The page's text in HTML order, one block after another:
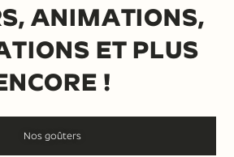
des fêtes,nous
votre événement en
moment de magie
service clé en main
un CE, un CSE, une
ANIMATIONS,
ET PLUS
!
Nos goûters